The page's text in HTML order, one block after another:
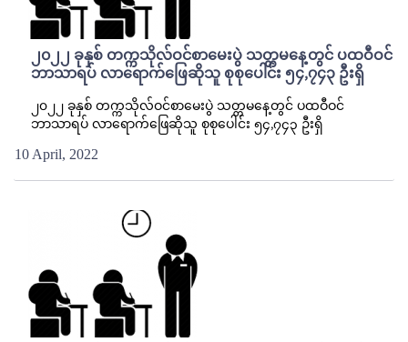
၂၀၂၂ ခုနှစ် တက္ကသိုလ်ဝင်စာမေးပွဲ သတ္တမနေ့တွင် ပထဝီဝင်
ဘာသာရပ် လာရောက်ဖြေဆိုသူ စုစုပေါင်း ၅၄,၇၄၃ ဦးရှိ
၂၀၂၂ ခုနှစ် တက္ကသိုလ်ဝင်စာမေးပွဲ သတ္တမနေ့တွင် ပထဝီဝင်
ဘာသာရပ် လာရောက်ဖြေဆိုသူ စုစုပေါင်း ၅၄,၇၄၃ ဦးရှိ
10 April, 2022